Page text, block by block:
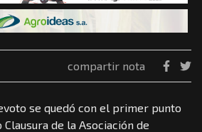
compartir nota
se quedó con el primer punto
de la Asociación de